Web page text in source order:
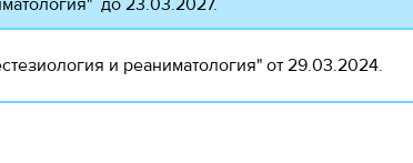
до 23.03.2027.
и реаниматология" от 29.03.2024.